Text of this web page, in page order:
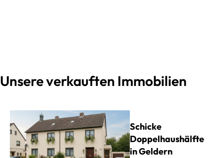
Unsere verkauften Immobilien
Schicke
Doppelhaushälfte
in Geldern